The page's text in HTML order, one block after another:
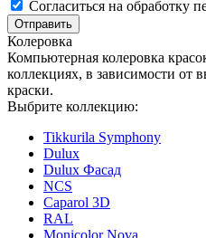
Cогласиться на обработку
Отправить
Колеровка
Компьютерная колеровка
коллекциях, в зависимости от
краски.
Выбрите коллекцию:
Tikkurila Symphony
Dulux
Dulux Фасад
NCS
Caparol 3D
RAL